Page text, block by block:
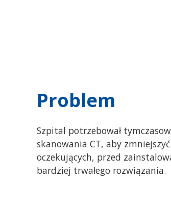
Problem
Szpital potrzebował
skanowania CT, aby
oczekujących, przed
bardziej trwałego rozwiązania.